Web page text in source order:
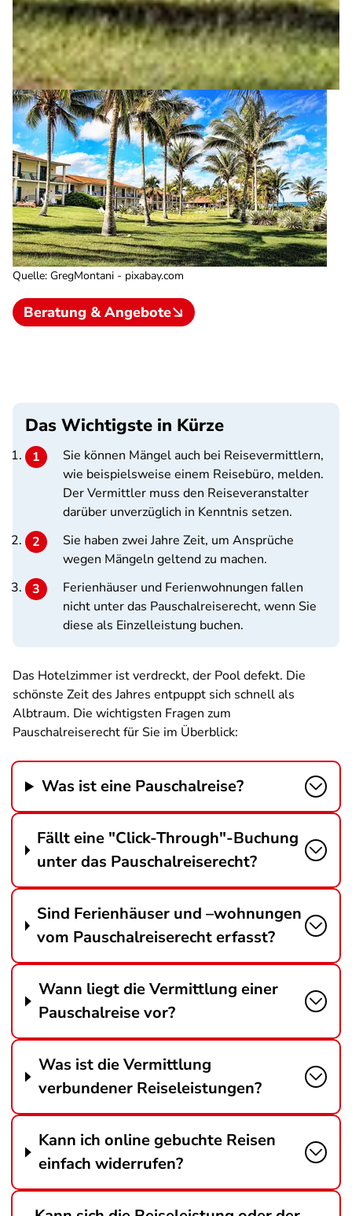
Quelle: GregMontani - pixabay.com
Beratung & Angebote
Das Wichtigste in Kürze
Sie können Mängel auch bei Reisevermittlern,
wie beispielsweise einem Reisebüro, melden.
Der Vermittler muss den Reiseveranstalter
darüber unverzüglich in Kenntnis setzen.
Sie haben zwei Jahre Zeit, um Ansprüche
wegen Mängeln geltend zu machen.
Ferienhäuser und Ferienwohnungen fallen
nicht unter das Pauschalreiserecht, wenn Sie
diese als Einzelleistung buchen.
Das Hotelzimmer ist verdreckt, der Pool defekt. Die
schönste Zeit des Jahres entpuppt sich schnell als
Albtraum. Die wichtigsten Fragen zum
Pauschalreiserecht für Sie im Überblick:
Was ist eine Pauschalreise?
Fällt eine "Click-Through"-Buchung
unter das Pauschalreiserecht?
Sind Ferienhäuser und –wohnungen
vom Pauschalreiserecht erfasst?
Wann liegt die Vermittlung einer
Pauschalreise vor?
Was ist die Vermittlung
verbundener Reiseleistungen?
Kann ich online gebuchte Reisen
einfach widerrufen?